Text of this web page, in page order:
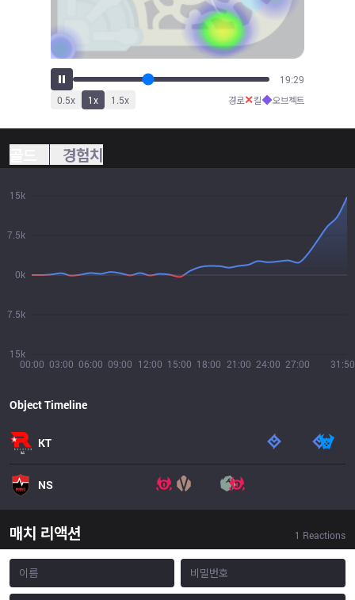
21:41
0.5x 1x 1.5x 경로✕킬◆오브젝트
경험치
00:00 03:00 06:00 09:00 12:00 15:00 18:00 21:00 24:00 27:00 31:50
15k
7.5k
0k
7.5k
15k
Object Timeline
KT
NS
매치 리액션 1 Reactions